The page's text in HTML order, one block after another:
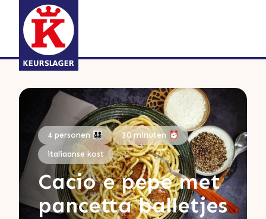
4 personen 👨‍👩‍👧‍👦
30 minuten ⏰
italiaanse kost
Cacio e pepe met
pancetta balletjes